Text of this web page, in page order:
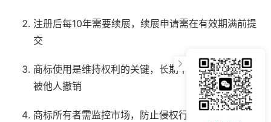
注册后每10年需要续展，续展申请需在有效期满前提
交
商标使用是维持权利的关键，长期不使用的商标可能
被他人撤销
商标所有者需监控市场，防止侵权行为，必要时采取